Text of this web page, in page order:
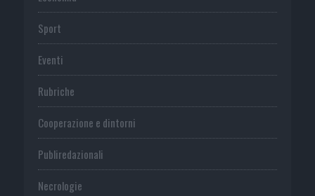
Sport
Eventi
Rubriche
Cooperazione e dintorni
Publiredazionali
Necrologie